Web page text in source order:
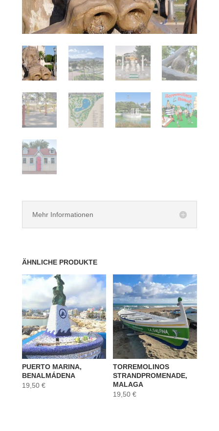
Mehr Informationen
ÄHNLICHE PRODUKTE
PUERTO MARINA,
BENALMÁDENA
19,50 €
TORREMOLINOS
STRANDPROMENADE,
MALAGA
19,50€